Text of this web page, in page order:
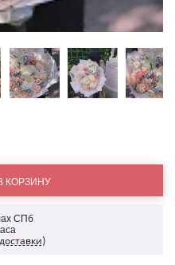
КОРЗИНУ
СПб